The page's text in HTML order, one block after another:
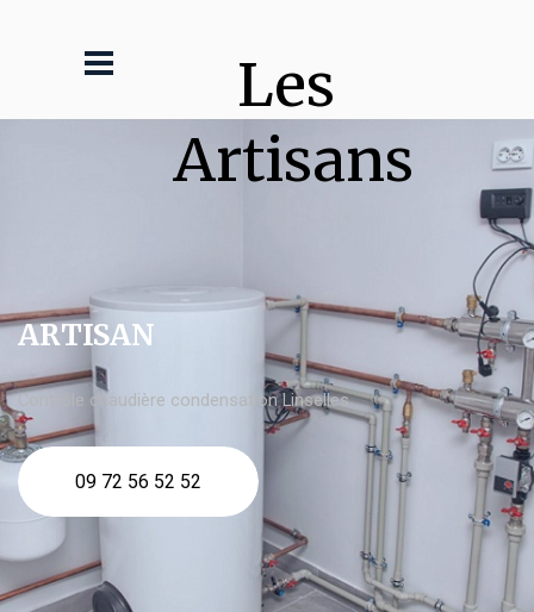
Les
Artisans
ARTISAN
Contrôle chaudière condensation Linselles
09 72 56 52 52